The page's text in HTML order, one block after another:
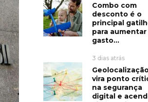
Combo com
desconto é o
principal
para aumentar
gasto...
3 dias atrás
vira ponto
na segurança
digital e